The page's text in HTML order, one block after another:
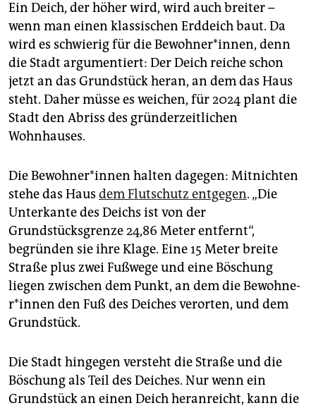
Ein Deich, der höher wird, wird auch breiter –
wenn man einen klassischen Erddeich baut. Da
wird es schwierig für die Bewohner*innen, denn
die Stadt argumentiert: Der Deich reiche schon
jetzt an das Grundstück heran, an dem das Haus
steht. Daher müsse es weichen, für 2024 plant die
Stadt den Abriss des gründerzeitlichen
Wohnhauses.
Die Be­woh­ne­r*in­nen halten dagegen: Mitnichten
stehe das Haus dem Flutschutz entgegen. „Die
Unterkante des Deichs ist von der
Grundstücksgrenze 24,86 Meter entfernt“,
begründen sie ihre Klage. Eine 15 Meter breite
Straße plus zwei Fußwege und eine Böschung
liegen zwischen dem Punkt, an dem die Be­woh­ne­
r*in­nen den Fuß des Deiches verorten, und dem
Grundstück.
Die Stadt hingegen versteht die Straße und die
Böschung als Teil des Deiches. Nur wenn ein
Grundstück an einen Deich heranreicht, kann die